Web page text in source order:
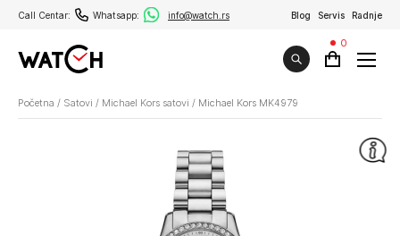
Call Centar: Whatsapp: info@watch.rs Blog Servis Radnje
0
Početna / Satovi / Michael Kors satovi / Michael Kors MK4979